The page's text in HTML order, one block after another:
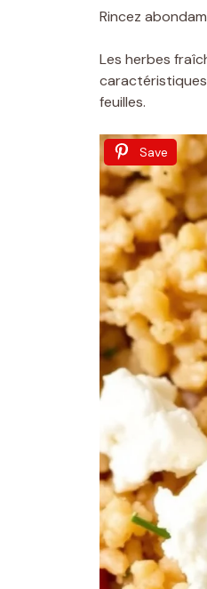
Rincez
Les herbes
feuilles.
Save